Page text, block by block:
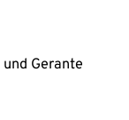
und Gerante